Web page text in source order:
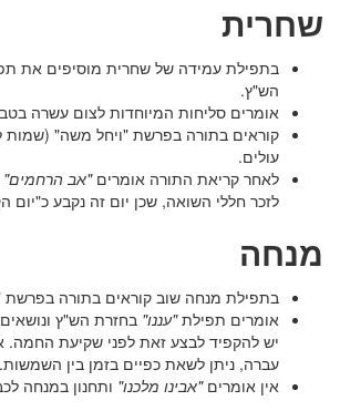
שחרית
בתפילת עמידה של שחרית מוסיפים את
הש"ץ.
אומרים סליחות המיוחדות לצום עשרה
קוראים בתורה בפרשת "ויחל משה"
עולים.
לאחר קריאת התורה אומרים"אב הרחמים"
לזכר חללי השואה, שכן יום זה נקבע כ"יום
מנחה
בתפילת מנחה שוב קוראים בתורה בפרשת
אומרים תפילת"עננו" בחזרת הש"ץ
יש להקפיד לבצע זאת לפני שקיעת
עברה, ניתן לשאת כפיים בזמן בין השמשות.
אין אומרים"אבינו מלכנו" ותחנון במנחה